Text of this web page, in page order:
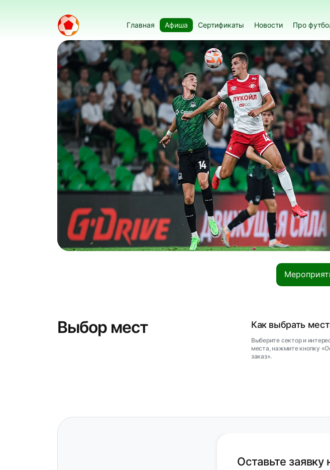
Главная Афиша Сертификаты Новости Про
Выбор мест Как выбрать
Выберите сектор и
места, нажмите кнопку
заказ».
Оставьте